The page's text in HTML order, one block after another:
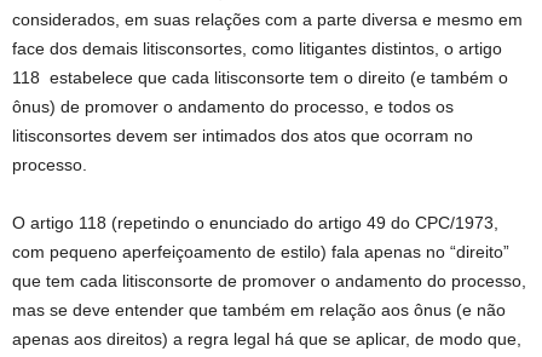
considerados, em suas relações com a parte diversa e mesmo em
face dos demais litisconsortes, como litigantes distintos, o artigo
118 estabelece que cada litisconsorte tem o direito (e também o
ônus) de promover o andamento do processo, e todos os
litisconsortes devem ser intimados dos atos que ocorram no
processo.
O artigo 118 (repetindo o enunciado do artigo 49 do CPC/1973,
com pequeno aperfeiçoamento de estilo) fala apenas no “direito”
que tem cada litisconsorte de promover o andamento do processo,
mas se deve entender que também em relação aos ônus (e não
apenas aos direitos) a regra legal há que se aplicar, de modo que,